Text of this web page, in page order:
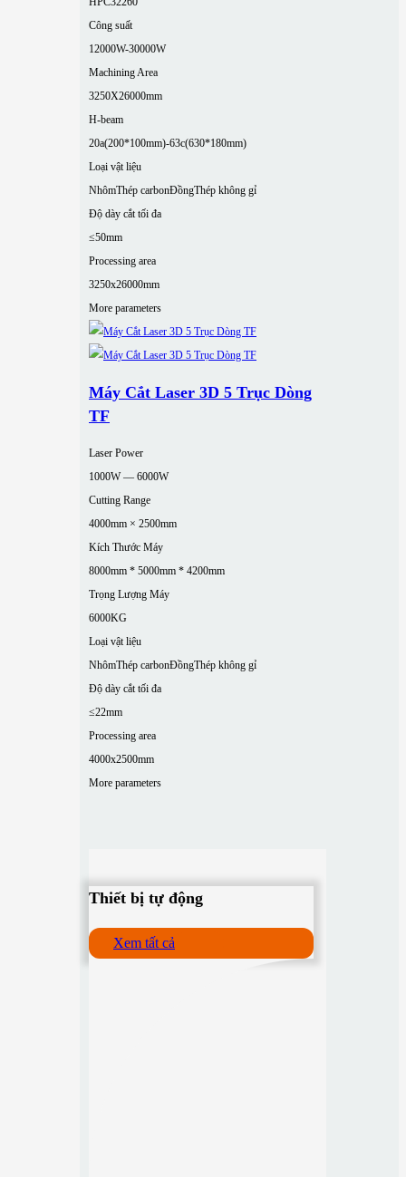
Công suất
12000W-30000W
Machining Area
3250X26000mm
H-beam
20a(200*100mm)-63c(630*180mm)
Loại vật liệu
NhômThép carbonĐồngThép không gỉ
Độ dày cắt tối đa
≤50mm
Processing area
3250x26000mm
More parameters
Máy Cắt Laser 3D 5 Trục Dòng
TF
Laser Power
1000W — 6000W
Cutting Range
4000mm × 2500mm
Kích Thước Máy
8000mm * 5000mm * 4200mm
Trọng Lượng Máy
6000KG
Loại vật liệu
NhômThép carbonĐồngThép không gỉ
Độ dày cắt tối đa
≤22mm
Processing area
4000x2500mm
More parameters
Thiết bị tự động
Xem tất cả